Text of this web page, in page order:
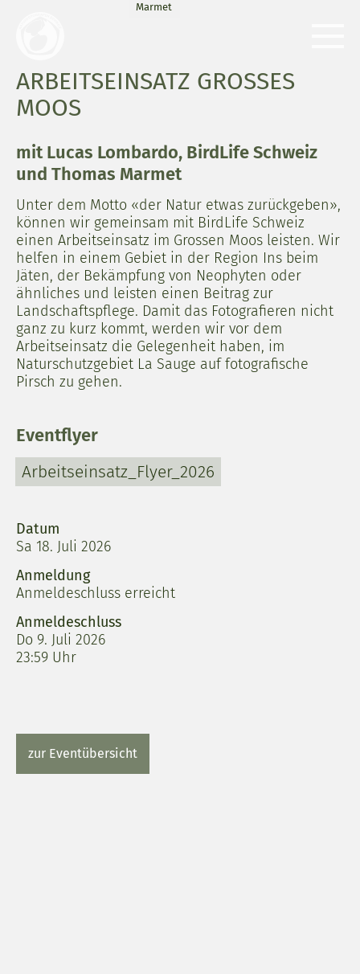
Marmet
ARBEITSEINSATZ GROSSES
MOOS
mit Lucas Lombardo, BirdLife Schweiz
und Thomas Marmet
Unter dem Motto «der Natur etwas zurückgeben»,
können wir gemeinsam mit BirdLife Schweiz
einen Arbeitseinsatz im Grossen Moos leisten. Wir
helfen in einem Gebiet in der Region Ins beim
Jäten, der Bekämpfung von Neophyten oder
ähnliches und leisten einen Beitrag zur
Landschaftspflege. Damit das Fotografieren nicht
ganz zu kurz kommt, werden wir vor dem
Arbeitseinsatz die Gelegenheit haben, im
Naturschutzgebiet La Sauge auf fotografische
Pirsch zu gehen.
Eventflyer
Arbeitseinsatz_Flyer_2026
Datum
Sa 18. Juli 2026
Anmeldung
Anmeldeschluss erreicht
Anmeldeschluss
Do 9. Juli 2026
23:59 Uhr
zur Eventübersicht